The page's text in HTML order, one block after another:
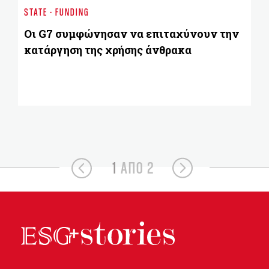
STATE - FUNDING
Οι G7 συμφώνησαν να επιταχύνουν την
κατάργηση της χρήσης άνθρακα
1 ΑΠΟ 2